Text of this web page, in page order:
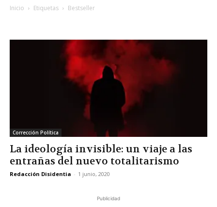
Inicio Etiquetas Bestseller
Corrección Política
La ideología invisible: un viaje a las
entrañas del nuevo totalitarismo
Redacción Disidentia - 1 junio, 2020
Publicidad